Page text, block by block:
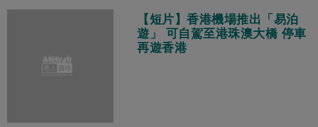
【短片】香港機場推出「易泊
遊」 可自駕至港珠澳大橋 停車
再遊香港